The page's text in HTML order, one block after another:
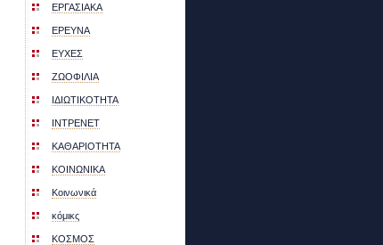
ΕΡΓΑΣΙΑΚΑ
ΕΡΕΥΝΑ
ΕΥΧΕΣ
ΖΩΟΦΙΛΙΑ
ΙΔΙΩΤΙΚΟΤΗΤΑ
ΙΝΤΡΕΝΕΤ
ΚΑΘΑΡΙΟΤΗΤΑ
ΚΟΙΝΩΝΙΚΑ
Κοινωνικά
κόμικς
ΚΟΣΜΟΣ